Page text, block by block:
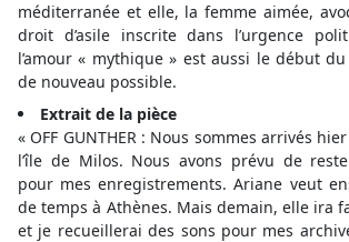
méditerranée et elle, la femme aimée,
droit d’asile inscrite dans l’urgence
l’amour « mythique » est aussi le début
de nouveau possible.
Extrait de la pièce
« OFF GUNTHER : Nous sommes arrivés
l’île de Milos. Nous avons prévu de
pour mes enregistrements. Ariane veut
de temps à Athènes. Mais demain, elle ira
et je recueillerai des sons pour mes